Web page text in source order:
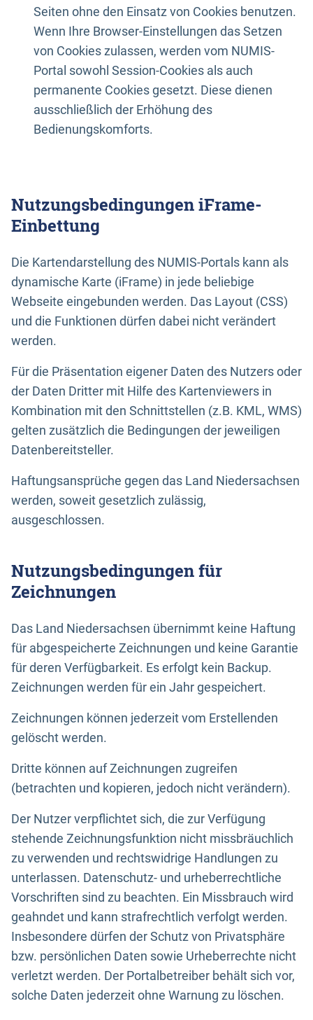
Seiten ohne den Einsatz von Cookies benutzen.
Wenn Ihre Browser-Einstellungen das Setzen
von Cookies zulassen, werden vom NUMIS-
Portal sowohl Session-Cookies als auch
permanente Cookies gesetzt. Diese dienen
ausschließlich der Erhöhung des
Bedienungskomforts.
Nutzungsbedingungen iFrame-
Einbettung
Die Kartendarstellung des NUMIS-Portals kann als
dynamische Karte (iFrame) in jede beliebige
Webseite eingebunden werden. Das Layout (CSS)
und die Funktionen dürfen dabei nicht verändert
werden.
Für die Präsentation eigener Daten des Nutzers oder
der Daten Dritter mit Hilfe des Kartenviewers in
Kombination mit den Schnittstellen (z.B. KML, WMS)
gelten zusätzlich die Bedingungen der jeweiligen
Datenbereitsteller.
Haftungsansprüche gegen das Land Niedersachsen
werden, soweit gesetzlich zulässig,
ausgeschlossen.
Nutzungsbedingungen für
Zeichnungen
Das Land Niedersachsen übernimmt keine Haftung
für abgespeicherte Zeichnungen und keine Garantie
für deren Verfügbarkeit. Es erfolgt kein Backup.
Zeichnungen werden für ein Jahr gespeichert.
Zeichnungen können jederzeit vom Erstellenden
gelöscht werden.
Dritte können auf Zeichnungen zugreifen
(betrachten und kopieren, jedoch nicht verändern).
Der Nutzer verpflichtet sich, die zur Verfügung
stehende Zeichnungsfunktion nicht missbräuchlich
zu verwenden und rechtswidrige Handlungen zu
unterlassen. Datenschutz- und urheberrechtliche
Vorschriften sind zu beachten. Ein Missbrauch wird
geahndet und kann strafrechtlich verfolgt werden.
Insbesondere dürfen der Schutz von Privatsphäre
bzw. persönlichen Daten sowie Urheberrechte nicht
verletzt werden. Der Portalbetreiber behält sich vor,
solche Daten jederzeit ohne Warnung zu löschen.